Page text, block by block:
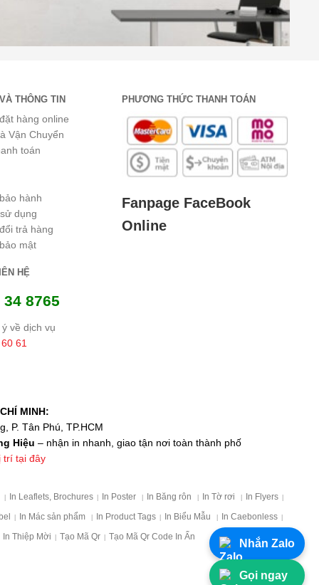
THÔNG TIN
hàng online
Vận Chuyển
toán
hành
dụng
trả hàng
mật
HỆ
34 8765
về dịch vụ
61
PHƯƠNG THỨC THANH TOÁN
Fanpage FaceBook
Online
MINH:
P. Tân Phú, TP.HCM
Hiệu – nhận in nhanh, giao tận nơi toàn thành phố
trí tại đây
In Leaflets, Brochures In Poster In Băng rôn In Tờ rơi In Flyers
In Mác sản phẩm In Product Tags In Biểu Mẫu In Caebonless
In Thiệp Mời Tạo Mã Qr Tạo Mã Qr Code In Ấn
Nhắn Zalo
Gọi ngay